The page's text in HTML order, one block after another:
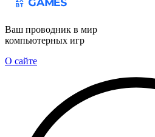
Ваш проводник в мир
компьютерных игр
О сайте